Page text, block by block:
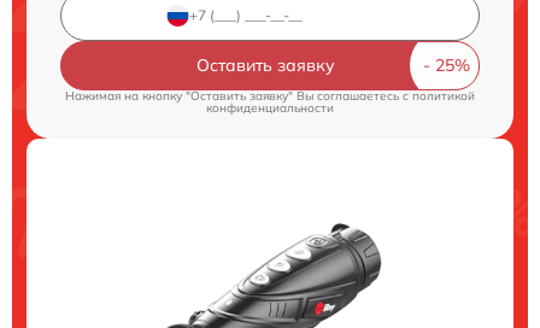
Оставить заявку
Нажимая на кнопку "Оставить заявку" Вы соглашаетесь cполитикой
конфиденциальности